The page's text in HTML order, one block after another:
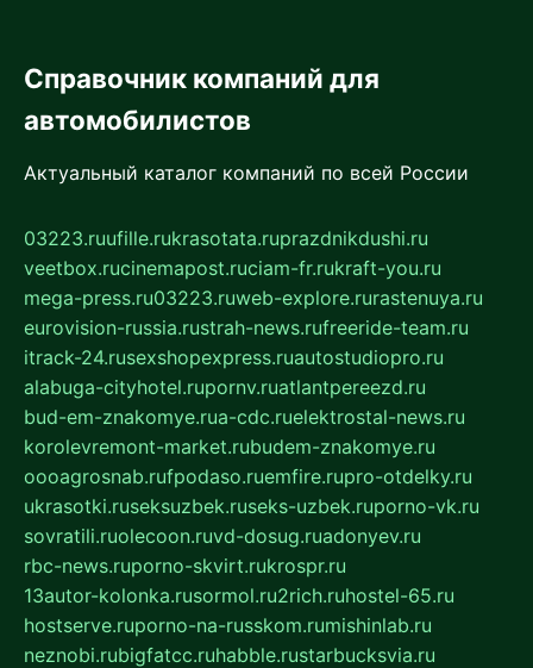
Справочник компаний для
автомобилистов
Актуальный каталог компаний по всей России
03223.ruufille.rukrasotata.ruprazdnikdushi.ru
veetbox.rucinemapost.ruciam-fr.rukraft-you.ru
mega-press.ru03223.ruweb-explore.rurastenuya.ru
eurovision-russia.rustrah-news.rufreeride-team.ru
itrack-24.rusexshopexpress.ruautostudiopro.ru
alabuga-cityhotel.rupornv.ruatlantpereezd.ru
bud-em-znakomye.rua-cdc.ruelektrostal-news.ru
korolevremont-market.rubudem-znakomye.ru
oooagrosnab.rufpodaso.ruemfire.rupro-otdelky.ru
ukrasotki.ruseksuzbek.ruseks-uzbek.ruporno-vk.ru
sovratili.ruolecoon.ruvd-dosug.ruadonyev.ru
rbc-news.ruporno-skvirt.rukrospr.ru
13autor-kolonka.rusormol.ru2rich.ruhostel-65.ru
hostserve.ruporno-na-russkom.rumishinlab.ru
neznobi.rubigfatcc.ruhabble.rustarbucksvia.ru